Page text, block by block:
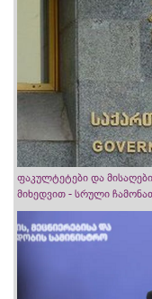
ფაკულტეტები და
მიხედვით - სრული